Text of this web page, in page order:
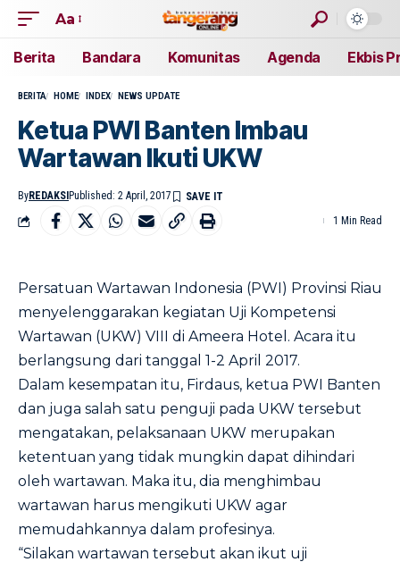
Aa
Berita Bandara Komunitas Agenda Ekbis
BERITA HOME INDEX NEWS UPDATE
Ketua PWI Banten Imbau
Wartawan Ikuti UKW
ByREDAKSI Published: 2 April, 2017
1 Min Read
Persatuan Wartawan Indonesia (PWI) Provinsi Riau
menyelenggarakan kegiatan Uji Kompetensi
Wartawan (UKW) VIII di Ameera Hotel. Acara itu
berlangsung dari tanggal 1-2 April 2017.
Dalam kesempatan itu, Firdaus, ketua PWI Banten
dan juga salah satu penguji pada UKW tersebut
mengatakan, pelaksanaan UKW merupakan
ketentuan yang tidak mungkin dapat dihindari
oleh wartawan. Maka itu, dia menghimbau
wartawan harus mengikuti UKW agar
memudahkannya dalam profesinya.
“Silakan wartawan tersebut akan ikut uji